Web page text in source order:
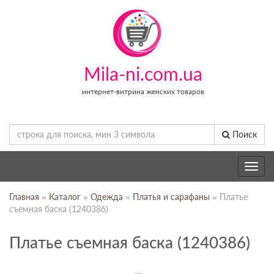
Mila-ni.com.ua
интернет-витрина женских товаров
Поиск
Toggle
Главная » Каталог » Одежда » Платья и сарафаны » Платье
съемная баска (1240386)
Платье съемная баска (1240386)